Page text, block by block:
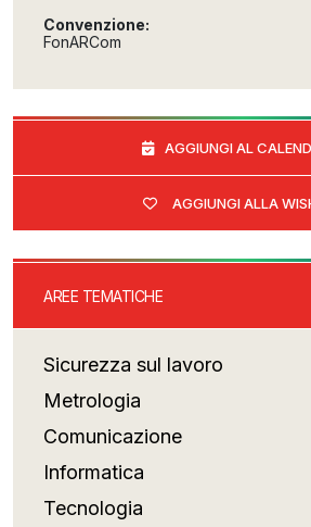
Convenzione:
FonARCom
AGGIUNGI AL
AGGIUNGI ALLA
AREE TEMATICHE
Sicurezza sul lavoro
Metrologia
Comunicazione
Informatica
Tecnologia